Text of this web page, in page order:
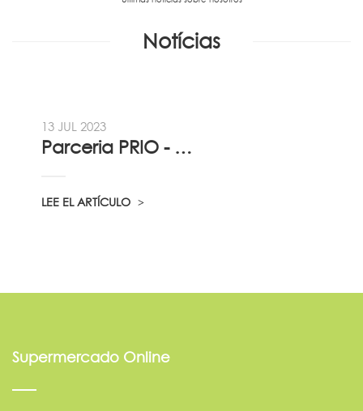
Notícias
13 JUL 2023
Parceria PRIO - Viadireta - Goodafter...
LEE EL ARTÍCULO
Supermercado Online